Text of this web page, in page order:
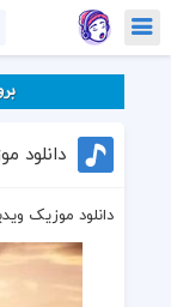
دانلود موزیک